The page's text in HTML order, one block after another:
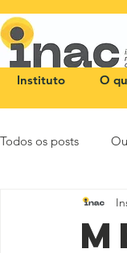
Instituto O
Todos os posts
NOTA PÚBLICA